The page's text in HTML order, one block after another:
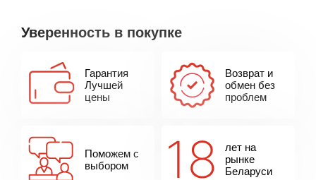
Уверенность в покупке
Гарантия
Лучшей
цены
Возврат и
обмен без
проблем
Поможем с
выбором
лет на
рынке
Беларуси